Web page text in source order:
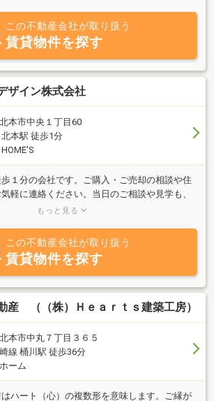
この不動産会社が取り扱う
賃貸物件を探す
ザイン株式会社
本市中央１丁目60
本駅 徒歩1分
１分の会社です。ご購入・ご売却の相談や住
軽に連絡ください。当日のご相談や見学も、
。「まずは、話だけでも聞きたい」というお客
もっと見る
この不動産会社が取り扱う
賃貸物件を探す
産 （（株）Ｈｅａｒｔｓ建築工房）
本市中丸７丁目３６５
線 桶川駅 徒歩36分
ーム
ハート（心）の複数形を意味します。ご縁が